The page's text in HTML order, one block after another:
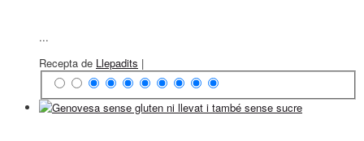
...
Recepta de Llepadits |